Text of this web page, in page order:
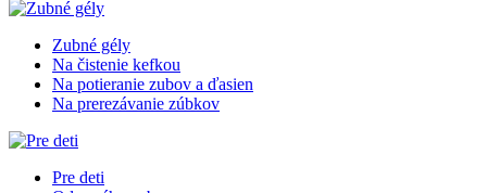
Zubné gély
Na čistenie kefkou
Na potieranie zubov a ďasien
Na prerezávanie zúbkov
Pre deti